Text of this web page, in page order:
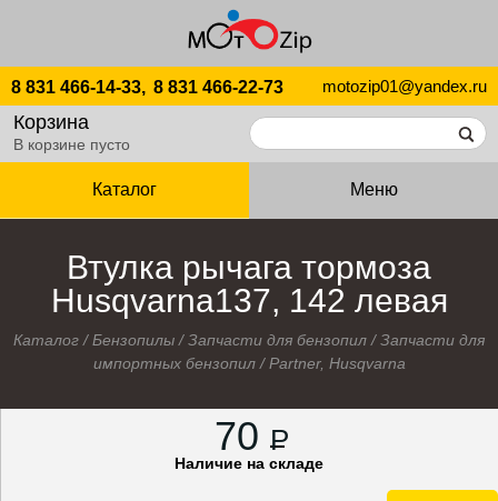
8 831 466-14-33, 8 831 466-22-73 motozip01@yandex.ru
Корзина
В корзине пусто
Каталог Меню
Втулка рычага тормоза
Husqvarna137, 142 левая
Каталог /Бензопилы /Запчасти для бензопил /Запчасти для
импортных бензопил/Partner, Husqvarna
70 P
Наличие на складе